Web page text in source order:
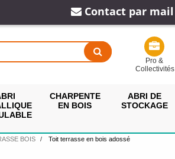
Contact par mail
Pro &
Collectivités
CHARPENTE
EN BOIS
ABRI DE
STOCKAGE
BOIS Toit terrasse en bois adossé